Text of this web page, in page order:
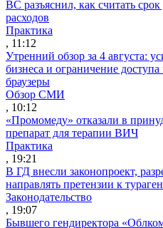
ВС разъяснил, как считать
расходов
Практика
, 11:12
Утренний обзор за 4 августа:
бизнеса и ограничение
браузеры
Обзор СМИ
, 10:12
«Промомеду» отказали в
препарат для терапии ВИЧ
Практика
, 19:21
В ГД внесли законопроект,
направлять претензии к
Законодательство
, 19:07
Бывшего гендиректора